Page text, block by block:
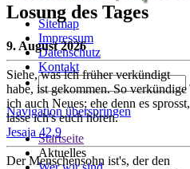
Sitemap
Impressum
Datenschutz
Kontakt
Navigation überspringen
Startseite
Aktuelles
Losung des Tages
9. August 2026
Siehe, was ich früher verkündigt
habe, ist gekommen. So verkündige
ich auch Neues; ehe denn es sprosst,
lasse ich's euch hören.
Jesaja 42,9
Der Menschensohn ist's, der den